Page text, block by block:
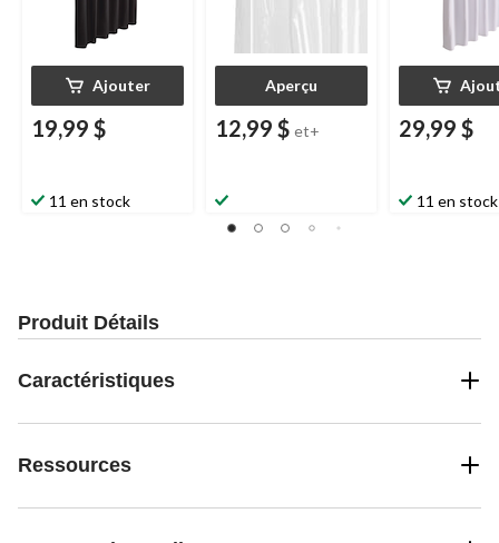
Ajouter
19,99 $
11 en stock
Aperçu
12,99 $ et+ 29,99 $
11 en stock
Produit Détails
Caractéristiques
Ressources